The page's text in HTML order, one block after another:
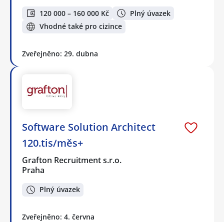
120 000 – 160 000 Kč
Plný úvazek
Vhodné také pro cizince
Zveřejněno: 29. dubna
Software Solution Architect
120.tis/měs+
Grafton Recruitment s.r.o.
Praha
Plný úvazek
Zveřejněno: 4. června